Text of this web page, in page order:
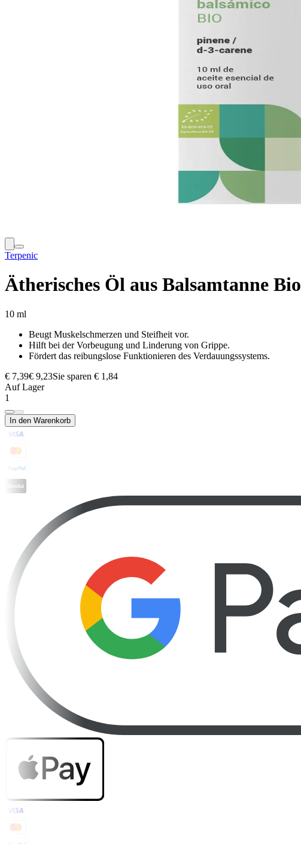
Terpenic
Ätherisches Öl aus Balsamtanne Bio
10 ml
Beugt Muskelschmerzen und Steifheit vor.
Hilft bei der Vorbeugung und Linderung von Grippe.
Fördert das reibungslose Funktionieren des Verdauungssystems.
€ 7,39€ 9,23Sie sparen € 1,84
Auf Lager
1
In den Warenkorb